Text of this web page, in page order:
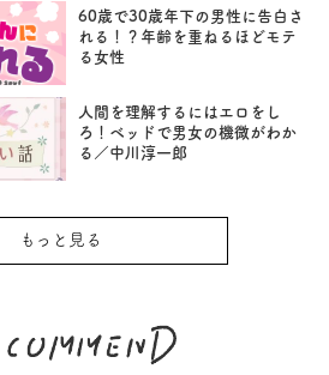
60歳で30歳年下の男性に告白さ
れる！？年齢を重ねるほどモテ
る女性
人間を理解するにはエロをし
ろ！ベッドで男女の機微がわか
る／中川淳一郎
もっと見る